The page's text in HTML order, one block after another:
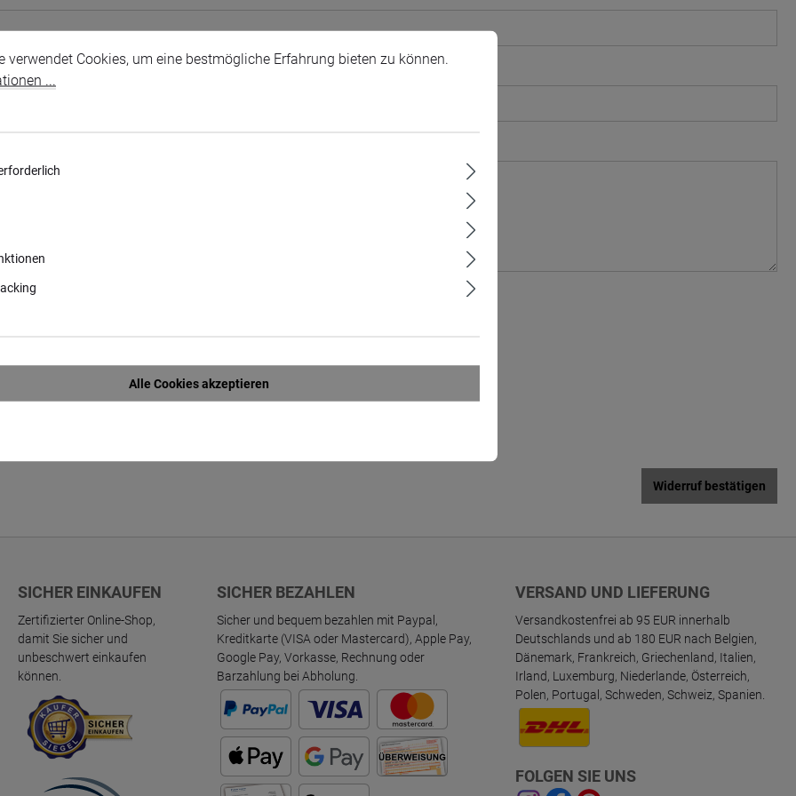
Widerruf bestätigen
SICHER EINKAUFEN
Zertifizierter Online-Shop,
damit Sie sicher und
unbeschwert einkaufen
können.
SICHER BEZAHLEN
Sicher und bequem bezahlen mit Paypal,
Kreditkarte (VISA oder Mastercard), Apple Pay,
Google Pay, Vorkasse, Rechnung oder
Barzahlung bei Abholung.
VERSAND UND LIEFERUNG
Versandkostenfrei ab 95 EUR innerhalb
Deutschlands und ab 180 EUR nach Belgien,
Dänemark, Frankreich, Griechenland, Italien,
Irland, Luxemburg, Niederlande, Österreich,
Polen, Portugal, Schweden, Schweiz, Spanien.
FOLGEN SIE UNS
Cookies, um eine bestmögliche Erfahrung bieten zu können.
Mehr Informationen ...
verwendet Cookies, um eine bestmögliche Erfahrung bieten zu können.
...
Alle Cookies akzeptieren